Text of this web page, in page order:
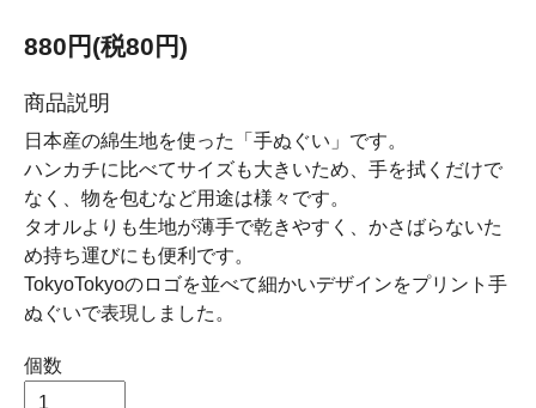
880円(税80円)
商品説明
日本産の綿生地を使った「手ぬぐい」です。
ハンカチに比べてサイズも大きいため、手を拭くだけで
なく、物を包むなど用途は様々です。
タオルよりも生地が薄手で乾きやすく、かさばらないた
め持ち運びにも便利です。
TokyoTokyoのロゴを並べて細かいデザインをプリント手
ぬぐいで表現しました。
個数